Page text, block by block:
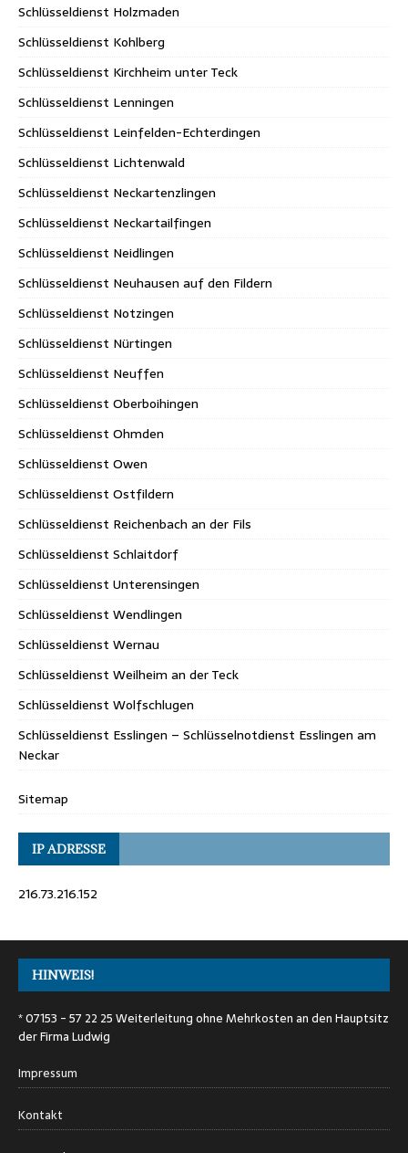
Schlüsseldienst Holzmaden
Schlüsseldienst Kohlberg
Schlüsseldienst Kirchheim unter Teck
Schlüsseldienst Lenningen
Schlüsseldienst Leinfelden-Echterdingen
Schlüsseldienst Lichtenwald
Schlüsseldienst Neckartenzlingen
Schlüsseldienst Neckartailfingen
Schlüsseldienst Neidlingen
Schlüsseldienst Neuhausen auf den Fildern
Schlüsseldienst Notzingen
Schlüsseldienst Nürtingen
Schlüsseldienst Neuffen
Schlüsseldienst Oberboihingen
Schlüsseldienst Ohmden
Schlüsseldienst Owen
Schlüsseldienst Ostfildern
Schlüsseldienst Reichenbach an der Fils
Schlüsseldienst Schlaitdorf
Schlüsseldienst Unterensingen
Schlüsseldienst Wendlingen
Schlüsseldienst Wernau
Schlüsseldienst Weilheim an der Teck
Schlüsseldienst Wolfschlugen
Schlüsseldienst Esslingen – Schlüsselnotdienst Esslingen am
Neckar
Sitemap
IP ADRESSE
216.73.216.152
HINWEIS!
* 07153 - 57 22 25 Weiterleitung ohne Mehrkosten an den Hauptsitz
der Firma Ludwig
Impressum
Kontakt